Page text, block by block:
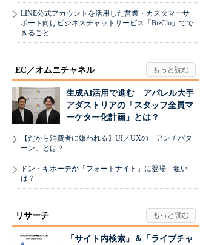
LINE公式アカウントを活用した営業・カスタマーサ
ポート向けビジネスチャットサービス「BizClo」でで
きること
EC／オムニチャネル
生成AI活用で進む アパレル大手
アダストリアの「スタッフ全員マ
ーケター化計画」とは？
【だから消費者に嫌われる】UI／UXの「アンチパタ
ーン」とは？
ドン・キホーテが「フォートナイト」に登場 狙い
は？
リサーチ
「サイト内検索」＆「ライブチャ